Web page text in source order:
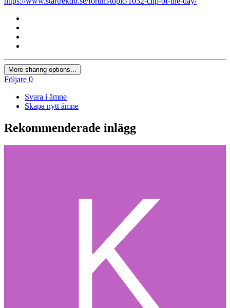
More sharing options...
Följare 0
Svara i ämne
Skapa nytt ämne
Rekommenderade inlägg